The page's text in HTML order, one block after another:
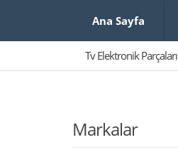
Ana Sayfa
Tv Elektronik Parçaları
Markalar